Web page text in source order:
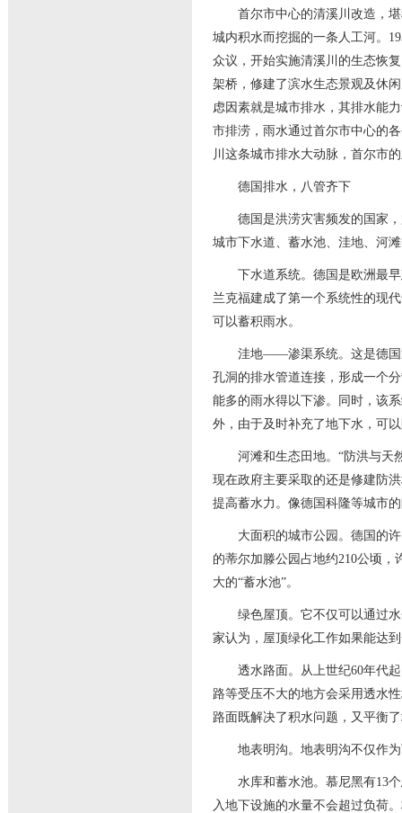
首尔市中心的清溪川改造，堪
城内积水而挖掘的一条人工河。
众议，开始实施清溪川的生态恢
架桥，修建了滨水生态景观及休
虑因素就是城市排水，其排水能
市排涝，雨水通过首尔市中心的
川这条城市排水大动脉，首尔市
德国排水，八管齐下
德国是洪涝灾害频发的国家，
城市下水道、蓄水池、洼地、河
下水道系统。德国是欧洲最早
兰克福建成了第一个系统性的现
可以蓄积雨水。
洼地——渗渠系统。这是德国近
孔洞的排水管道连接，形成一个
能多的雨水得以下渗。同时，该
外，由于及时补充了地下水，可
河滩和生态田地。“防洪与天然
现在政府主要采取的还是修建防
提高蓄水力。像德国科隆等城市
大面积的城市公园。德国的许
的蒂尔加滕公园占地约210公顷
大的“蓄水池”。
绿色屋顶。它不仅可以通过水
家认为，屋顶绿化工作如果能达
透水路面。从上世纪60年代起
路等受压不大的地方会采用透水
路面既解决了积水问题，又平衡
地表明沟。地表明沟不仅作为
水库和蓄水池。慕尼黑有13个
入地下设施的水量不会超过负荷